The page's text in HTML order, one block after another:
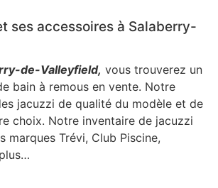
ses accessoires à Salaberry-
de-Valleyfield, vous trouverez un
bain à remous en vente. Notre
jacuzzi de qualité du modèle et de
choix. Notre inventaire de jacuzzi
marques Trévi, Club Piscine,